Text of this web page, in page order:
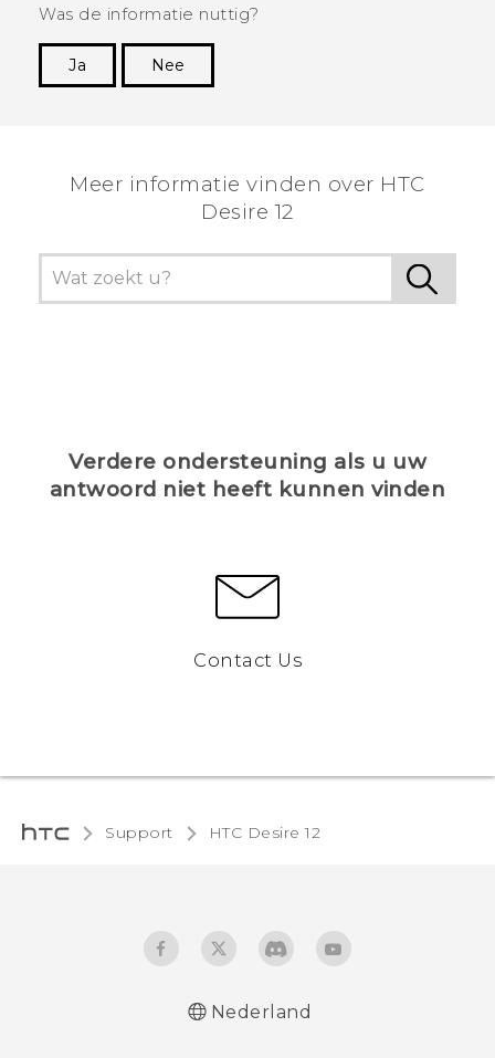
Was de informatie nuttig?
Ja
Nee
Meer informatie vinden over HTC
Desire 12
Verdere ondersteuning als u uw
antwoord niet heeft kunnen vinden
Contact Us
Support HTC Desire 12‎
Nederland